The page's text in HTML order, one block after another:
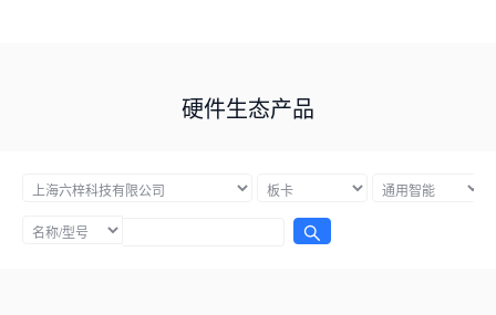
硬件生态产品